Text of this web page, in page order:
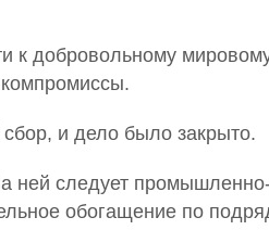
к добровольному
и дело было закрыто.
ней следует
обогащение по
8 (910)
Рязань, ул.